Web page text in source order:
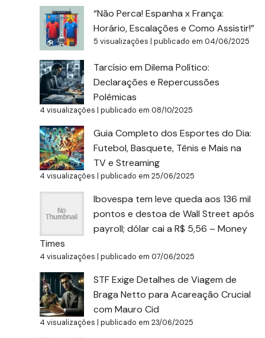
“Não Perca! Espanha x França:
Horário, Escalações e Como Assistir!”
5 visualizações |publicado em 04/06/2025
Tarcísio em Dilema Político:
Declarações e Repercussões
Polêmicas
4 visualizações |publicado em 08/10/2025
Guia Completo dos Esportes do Dia:
Futebol, Basquete, Tênis e Mais na
TV e Streaming
4 visualizações |publicado em 25/06/2025
Ibovespa tem leve queda aos 136 mil
pontos e destoa de Wall Street após
payroll; dólar cai a R$ 5,56 – Money
Times
4 visualizações |publicado em 07/06/2025
STF Exige Detalhes de Viagem de
Braga Netto para Acareação Crucial
com Mauro Cid
4 visualizações |publicado em 23/06/2025